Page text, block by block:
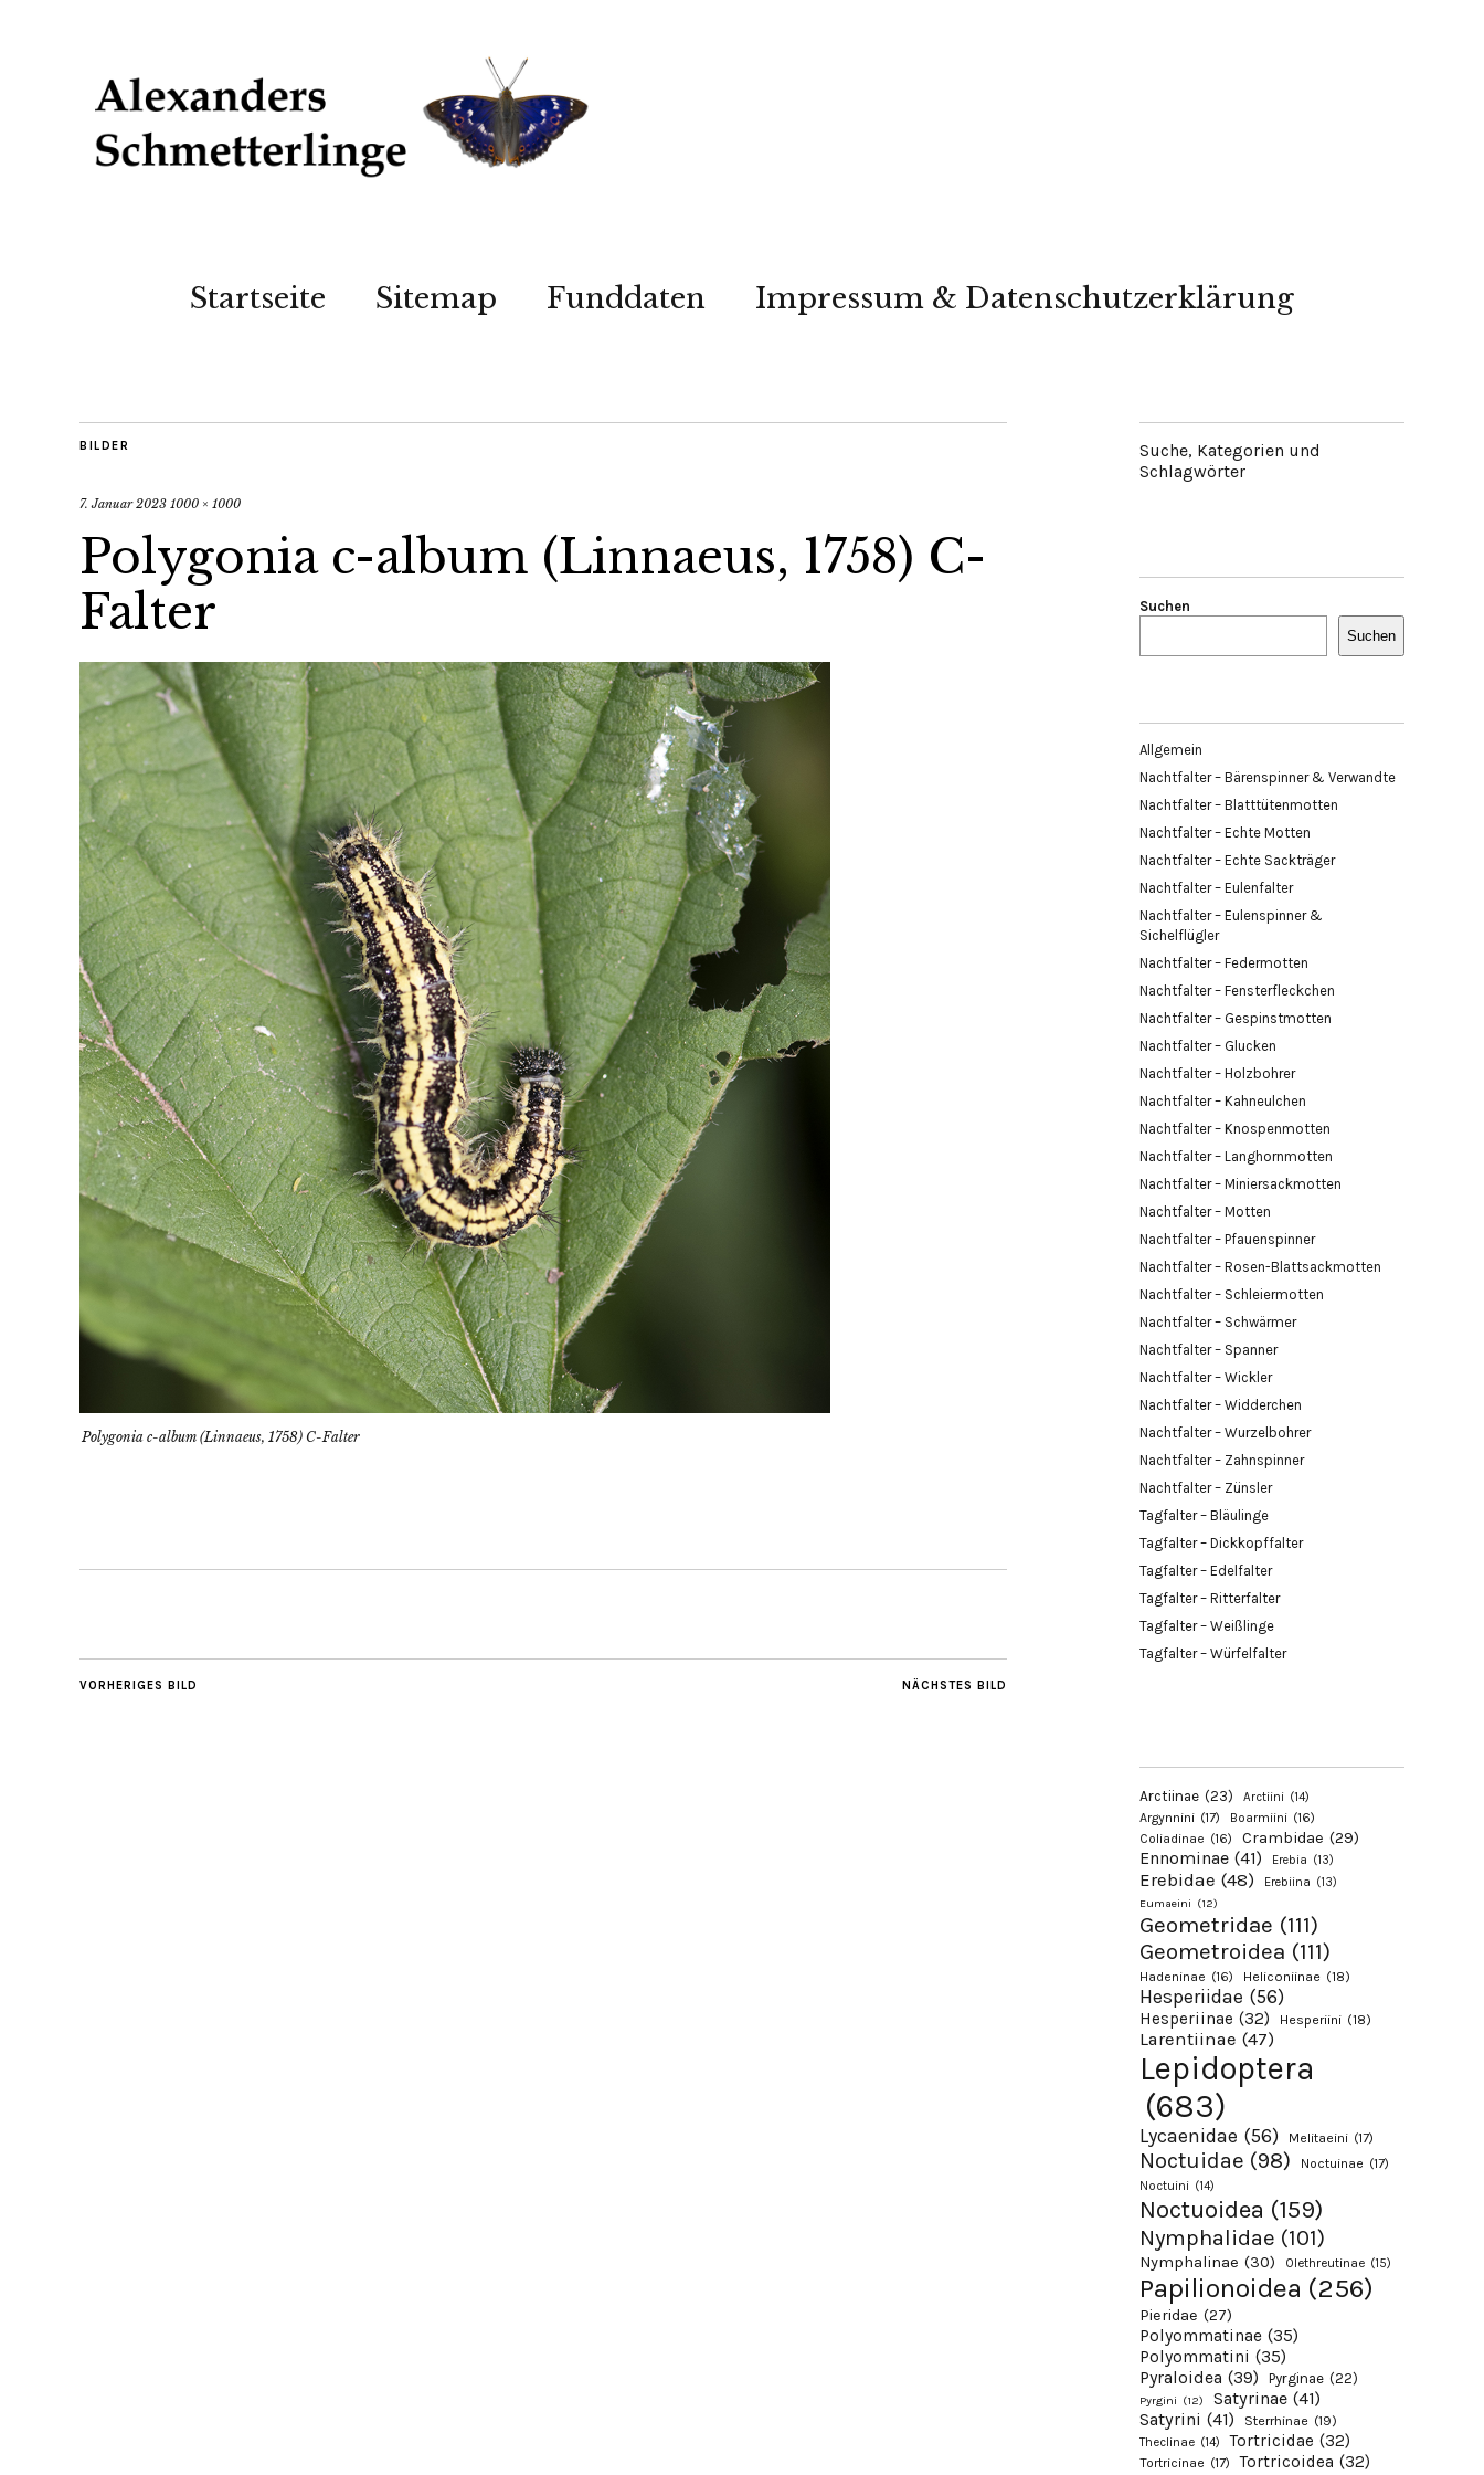
Startseite Sitemap Funddaten Impressum & Datenschutzerklärung
BILDER
7. Januar 2023 1000 × 1000
Polygonia c-album (Linnaeus, 1758) C-
Falter
Polygonia c-album (Linnaeus, 1758) C-Falter
NÄCHSTES BILD
VORHERIGES BILD
Suche, Kategorien und
Schlagwörter
Suchen
Suchen
Allgemein
Nachtfalter – Bärenspinner & Verwandte
Nachtfalter – Blatttütenmotten
Nachtfalter – Echte Motten
Nachtfalter – Echte Sackträger
Nachtfalter – Eulenfalter
Nachtfalter – Eulenspinner &
Sichelflügler
Nachtfalter – Federmotten
Nachtfalter – Fensterfleckchen
Nachtfalter – Gespinstmotten
Nachtfalter – Glucken
Nachtfalter – Holzbohrer
Nachtfalter – Kahneulchen
Nachtfalter – Knospenmotten
Nachtfalter – Langhornmotten
Nachtfalter – Miniersackmotten
Nachtfalter – Motten
Nachtfalter – Pfauenspinner
Nachtfalter – Rosen-Blattsackmotten
Nachtfalter – Schleiermotten
Nachtfalter – Schwärmer
Nachtfalter – Spanner
Nachtfalter – Wickler
Nachtfalter – Widderchen
Nachtfalter – Wurzelbohrer
Nachtfalter – Zahnspinner
Nachtfalter – Zünsler
Tagfalter – Bläulinge
Tagfalter – Dickkopffalter
Tagfalter – Edelfalter
Tagfalter – Ritterfalter
Tagfalter – Weißlinge
Tagfalter – Würfelfalter
Arctiinae (23) Arctiini (14)
Argynnini (17) Boarmiini (16)
Coliadinae (16) Crambidae (29)
Ennominae (41) Erebia (13)
Erebidae (48) Erebiina (13)
Eumaeini (12)
Geometridae (111)
Geometroidea (111)
Hadeninae (16) Heliconiinae (18)
Hesperiidae (56)
Hesperiinae (32) Hesperiini (18)
Larentiinae (47)
Lepidoptera
(683)
Lycaenidae (56) Melitaeini (17)
Noctuidae (98) Noctuinae (17)
Noctuini (14)
Noctuoidea (159)
Nymphalidae (101)
Nymphalinae (30) Olethreutinae (15)
Papilionoidea (256)
Pieridae (27)
Polyommatinae (35)
Polyommatini (35)
Pyraloidea (39) Pyrginae (22)
Pyrgini (12) Satyrinae (41)
Satyrini (41) Sterrhinae (19)
Theclinae (14) Tortricidae (32)
Tortricinae (17) Tortricoidea (32)